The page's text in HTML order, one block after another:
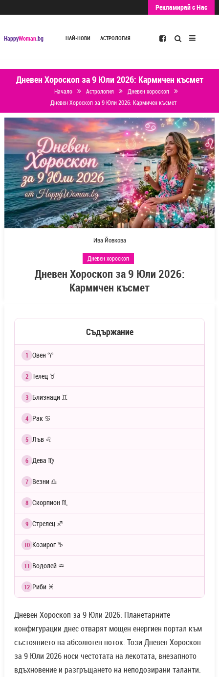
Рекламирай с Нас
HappyWoman.bg НАЙ-НОВИ АСТРОЛОГИЯ Търсене
Дневен Хороскоп за 9 Юли 2026: Кармичен късмет
Начало Астрология
Дневен хороскоп
Дневен Хороскоп за 9 Юли 2026: Кармичен късмет
Ива Йовкова
Дневен хороскоп
Дневен Хороскоп за 9 Юли 2026:
Кармичен късмет
Съдържание
1 Овен ♈
2 Телец ♉
3 Близнаци ♊
4 Рак ♋
5 Лъв ♌
6 Дева ♍
7 Везни ♎
8 Скорпион ♏
9 Стрелец ♐
10 Козирог ♑
11 Водолей ♒
12 Риби ♓
Дневен Хороскоп за 9 Юли 2026: Планетарните
конфигурации днес отварят мощен енергиен портал към
състоянието на абсолютен поток. Този Дневен Хороскоп
за 9 Юли 2026 носи честотата на лекотата, внезапното
вдъхновение и разгръщането на неподозирани таланти.